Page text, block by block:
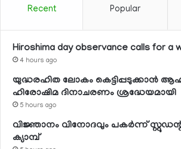
Recent Popular
Hiroshima day observance calls for a
4 hours ago
യുദ്ധരഹിത ലോകം കെട്ടിപ്പടുക്കാന്‍
ഹിരോഷിമ ദിനാചരണം ശ്രദ്ധേയമായി
5 hours ago
വിജ്ഞാനം വിനോദവും പകര്‍ന്ന്
ക്യാമ്പ്